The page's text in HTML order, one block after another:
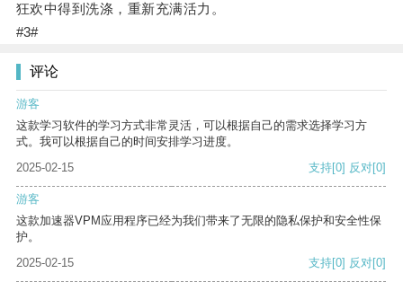
狂欢中得到洗涤，重新充满活力。
#3#
评论
游客
这款学习软件的学习方式非常灵活，可以根据自己的需求选择学习方
式。我可以根据自己的时间安排学习进度。
2025-02-15
支持[0] 反对[0]
游客
这款加速器VPM应用程序已经为我们带来了无限的隐私保护和安全性保
护。
2025-02-15
支持[0] 反对[0]